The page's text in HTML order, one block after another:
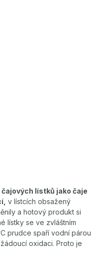
lístků jako čaje
v lístcích obsažený
a hotový produkt si
lístky se ve zvláštním
prudce spaří vodní párou
oxidaci. Proto je